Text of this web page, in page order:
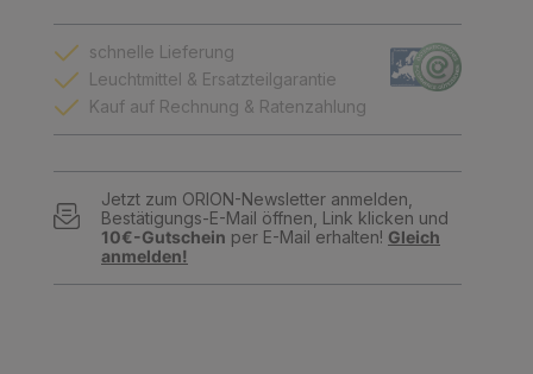
schnelle Lieferung
Leuchtmittel & Ersatzteilgarantie
Kauf auf Rechnung & Ratenzahlung
Jetzt zum ORION-Newsletter anmelden,
Bestätigungs-E-Mail öffnen, Link klicken und
10€-Gutschein per E-Mail erhalten! Gleich
anmelden!